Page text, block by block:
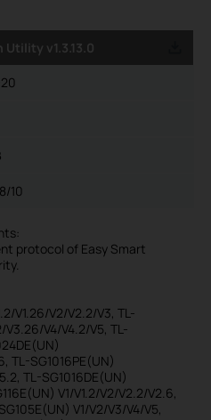
v1.3.13.0
10
protocol of Easy Smart
V1.26/V2/V2.2/V3, TL-
V3.26/V4/V4.2/V5, TL-
TL-SG1016PE(UN)
TL-SG1016DE(UN)
V1/V1.2/V2/V2.2/V2.6,
V1/V2/V3/V4/V5,